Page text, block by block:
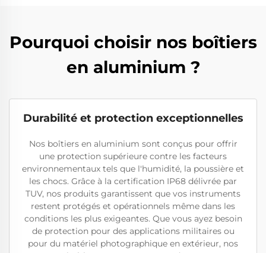
Pourquoi choisir nos boîtiers
en aluminium ?
Durabilité et protection exceptionnelles
Nos boîtiers en aluminium sont conçus pour offrir
une protection supérieure contre les facteurs
environnementaux tels que l'humidité, la poussière et
les chocs. Grâce à la certification IP68 délivrée par
TUV, nos produits garantissent que vos instruments
restent protégés et opérationnels même dans les
conditions les plus exigeantes. Que vous ayez besoin
de protection pour des applications militaires ou
pour du matériel photographique en extérieur, nos